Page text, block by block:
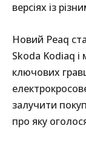
версіях із
Новий Peaq
Skoda Kodiaq і
ключових
залучити
про яку